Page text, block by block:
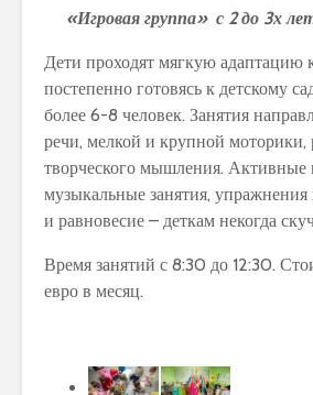
«Игровая группа» с 2 до 3х
Дети проходят мягкую адаптацию
постепенно готовясь к детскому
более 6-8 человек. Занятия
речи, мелкой и крупной моторики,
творческого мышления. Активные
музыкальные занятия,
и равновесие – деткам некогда
Время занятий с 8:30 до 12:30.
евро в месяц.